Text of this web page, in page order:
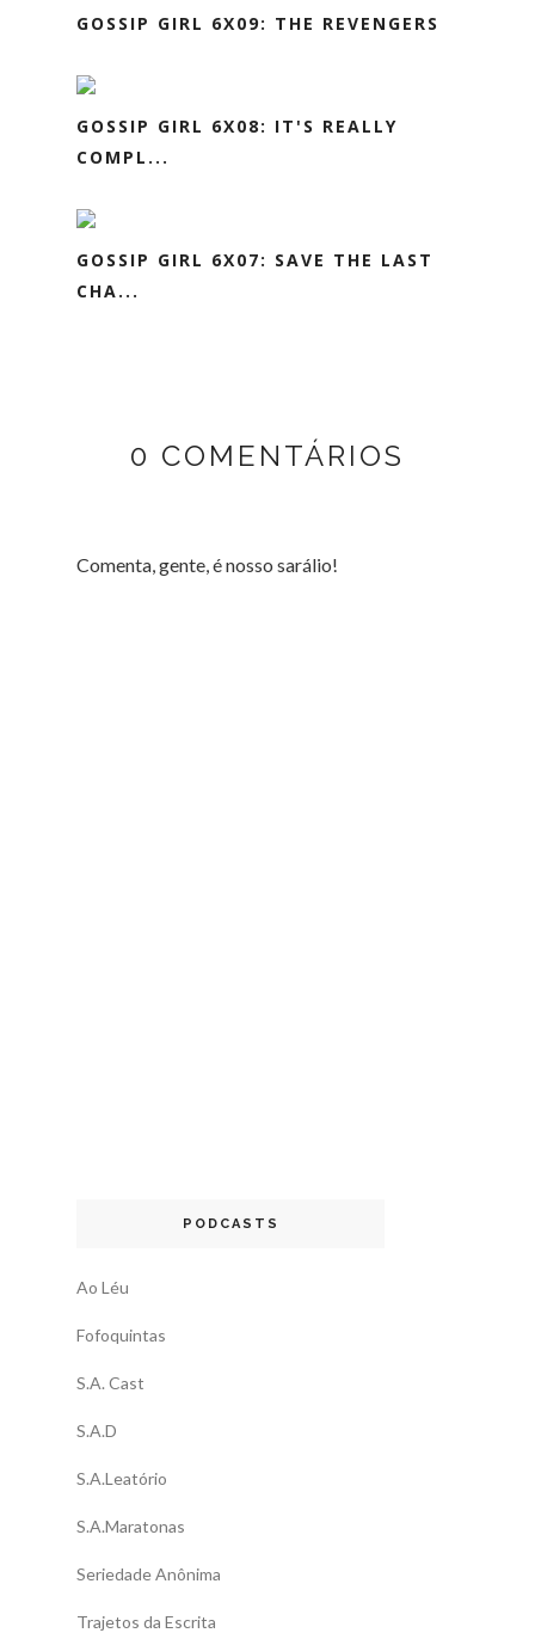
GOSSIP GIRL 6X09: THE REVENGERS
GOSSIP GIRL 6X08: IT'S REALLY
COMPL...
GOSSIP GIRL 6X07: SAVE THE LAST
CHA...
0 COMENTÁRIOS
Comenta, gente, é nosso sarálio!
PODCASTS
Ao Léu
Fofoquintas
S.A. Cast
S.A.D
S.A.Leatório
S.A.Maratonas
Seriedade Anônima
Trajetos da Escrita